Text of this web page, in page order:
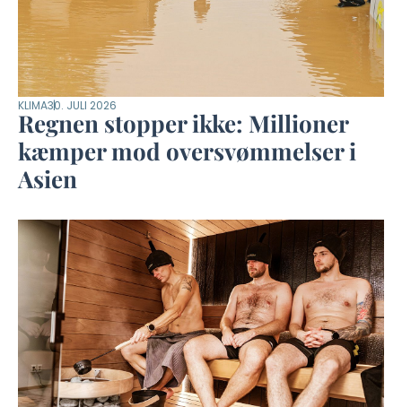
KLIMA30. JULI 2026
Regnen stopper ikke: Millioner
kæmper mod oversvømmelser i
Asien